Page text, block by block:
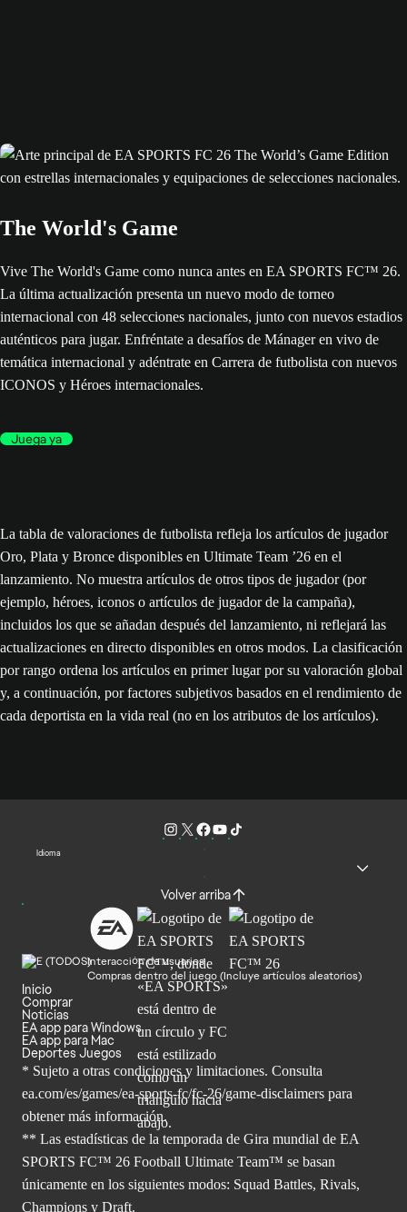
The World's Game
Vive The World's Game como nunca antes en EA SPORTS FC™ 26.
La última actualización presenta un nuevo modo de torneo
internacional con 48 selecciones nacionales, junto con nuevos estadios
auténticos para jugar. Enfréntate a desafíos de Mánager en vivo de
temática internacional y adéntrate en Carrera de futbolista con nuevos
ICONOS y Héroes internacionales.
Juega ya
La tabla de valoraciones de futbolista refleja los artículos de jugador
Oro, Plata y Bronce disponibles en Ultimate Team ’26 en el
lanzamiento. No muestra artículos de otros tipos de jugador (por
ejemplo, héroes, iconos o artículos de jugador de la campaña),
incluidos los que se añadan después del lanzamiento, ni reflejará las
actualizaciones en directo disponibles en otros modos. La clasificación
por rango ordena los artículos en primer lugar por su valoración global
y, a continuación, por factores subjetivos basados en el rendimiento de
cada deportista en la vida real (no en los atributos de los artículos).
Idioma
Volver arriba
Interacción de usuarios
Compras dentro del juego (Incluye artículos aleatorios)
Inicio
Comprar
Noticias
EA app para Windows
EA app para Mac
Deportes Juegos
* Sujeto a otras condiciones y limitaciones. Consulta
ea.com/es/games/ea-sports-fc/fc-26/game-disclaimers para
obtenermás información.
** Las estadísticas de la temporada de Gira mundial de EA
SPORTS FC™ 26 Football Ultimate Team™ se basan
únicamente en los siguientes modos: Squad Battles, Rivals,
Champions y Draft.